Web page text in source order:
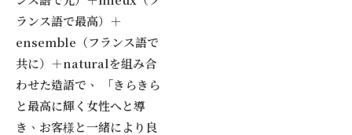
ランス語で最高）＋
ensemble（フランス語で
共に）＋naturalを組み合
わせた造語で、 「きらきら
と最高に輝く女性へと導
き、お客様と一緒により良